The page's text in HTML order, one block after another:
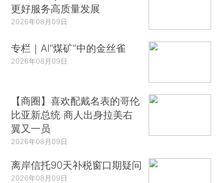
更好服务高质量发展
2026年08月09日
专栏｜AI“煤矿”中的金丝雀
2026年08月09日
【商圈】喜欢配戴名表的哥伦
比亚新总统 商人出身拉美右
翼又一员
2026年08月09日
离岸信托90天补税窗口期疑问
2026年08月09日